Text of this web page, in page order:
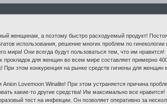
женщинам, а поэтому быстро расходуемый продукт!
использования, решение многих проблем по гинекологии
мира! Они всегда будут пользоваться тем, что им нравится!
для женщин во всем мире составляет примерно
этом конкуренция на рынке средств гигиены для женщин
Lovemoon Winalite! При этом устраняется причина
какие-то другие средства! Им максимально все нравится!
тест на инфекции. Он позволяет оперативно за